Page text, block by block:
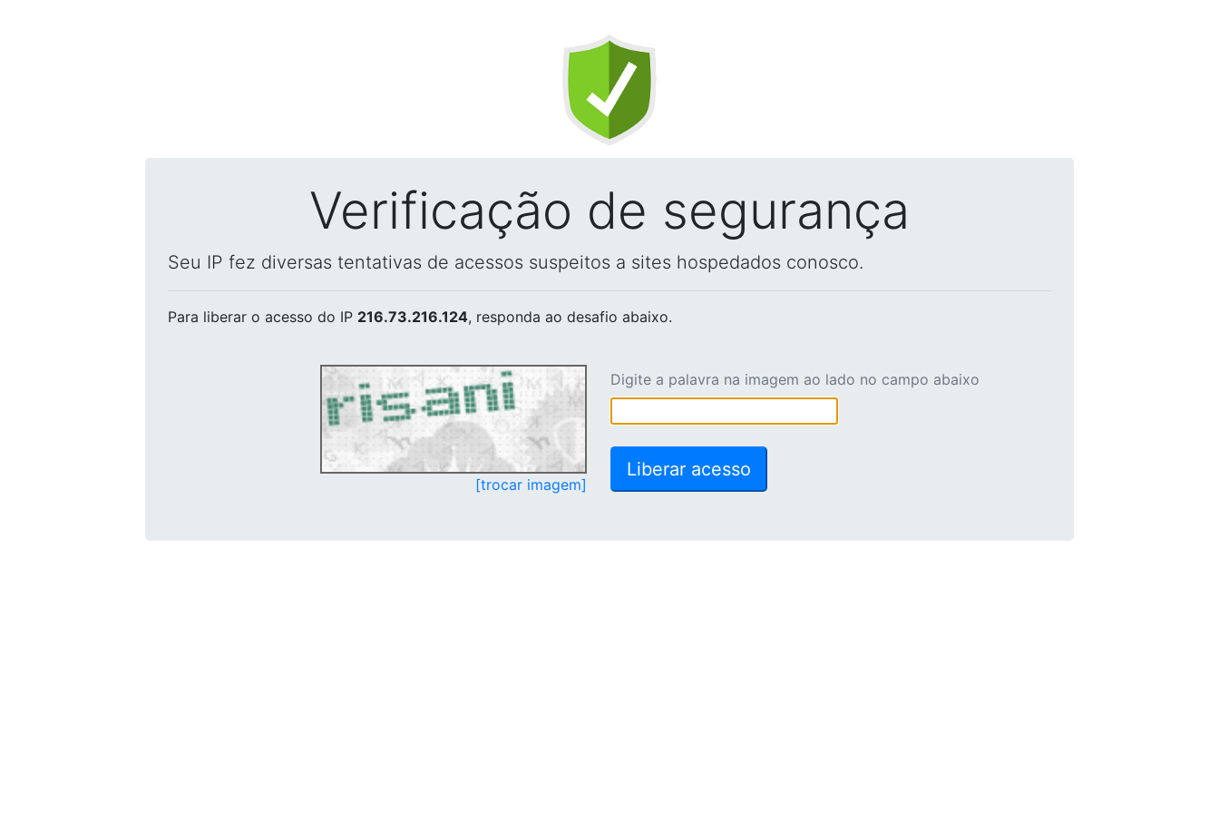
Verificação de segurança
Seu IP fez diversas tentativas de acessos suspeitos a sites hospedados conosco.
Para liberar o acesso do IP 216.73.216.124, responda ao desafio abaixo.
[trocar imagem]
Digite a palavra na imagem ao lado no campo abaixo